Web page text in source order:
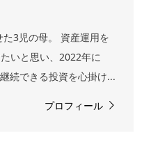
3児の母。 資産運用を
いと思い、2022年に
続できる投資を心掛け...
プロフィール